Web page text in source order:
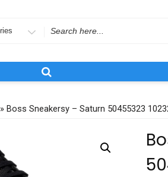
» Boss Sneakersy – Saturn 50455323